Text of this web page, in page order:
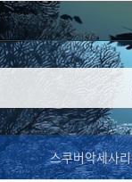
스쿠버악세사리